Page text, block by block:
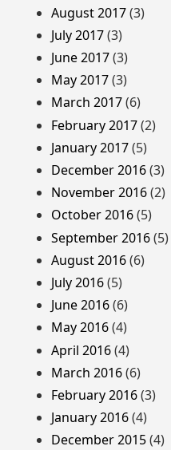
August 2017(3)
July 2017(3)
June 2017(3)
May 2017(3)
March 2017(6)
February 2017(2)
January 2017(5)
December 2016(3)
November 2016(2)
October 2016(5)
September 2016(5)
August 2016(6)
July 2016(5)
June 2016(6)
May 2016(4)
April 2016(4)
March 2016(6)
February 2016(3)
January 2016(4)
December 2015(4)